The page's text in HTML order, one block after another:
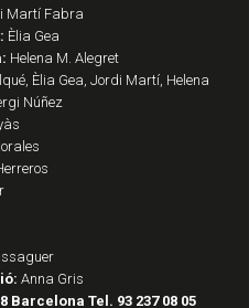
Martí Fabra
Èlia Gea
Helena M. Alegret
Èlia Gea, Jordi Martí, Helena
Núñez
Anna Gris
Barcelona Tel. 93 237 08 05